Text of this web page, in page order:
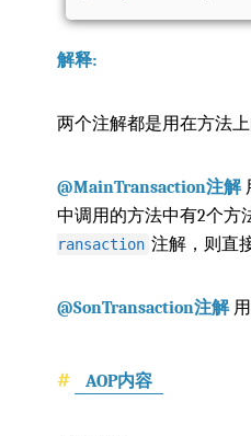
解释:
两个注解都是用在方法
@MainTransaction注解
中调用的方法中有2个方
ransaction 注解，则直
@SonTransaction注解用
AOP内容